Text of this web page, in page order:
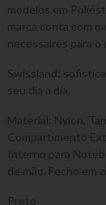
modelos em
marca conta com
necessaires para o
Swissland:
seu dia a dia.
Material: Nylon,
Compartimento
Interno para
de mão, Fecho em
Preto